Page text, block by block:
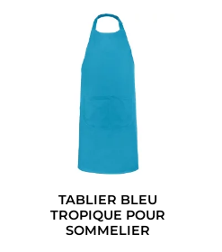
TABLIER BLEU
TROPIQUE POUR
SOMMELIER